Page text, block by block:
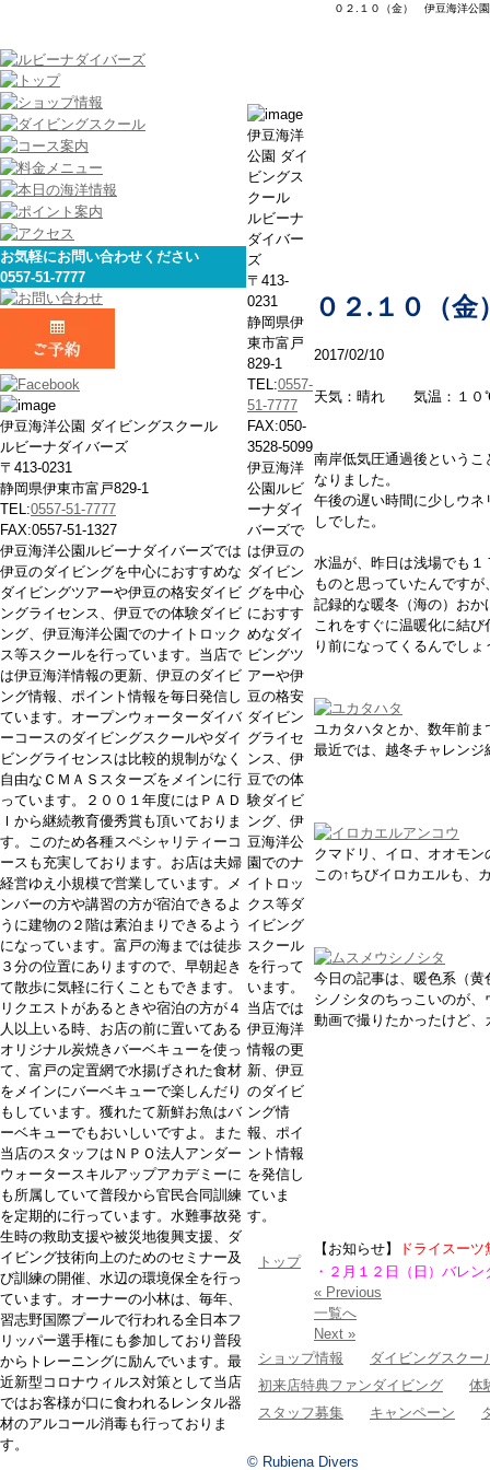
０２.１０（金） 伊豆海洋公園
お気軽にお問い合わせください
0557-51-7777
伊豆海洋公園 ダイビングスクール
ルビーナダイバーズ
〒413-0231
静岡県伊東市富戸829-1
TEL:0557-51-7777
FAX:0557-51-1327
伊豆海洋公園ルビーナダイバーズでは
伊豆のダイビングを中心におすすめな
ダイビングツアーや伊豆の格安ダイビ
ングライセンス、伊豆での体験ダイビ
ング、伊豆海洋公園でのナイトロック
ス等スクールを行っています。当店で
は伊豆海洋情報の更新、伊豆のダイビ
ング情報、ポイント情報を毎日発信し
ています。オープンウォーターダイバ
ーコースのダイビングスクールやダイ
ビングライセンスは比較的規制がなく
自由なＣＭＡＳスターズをメインに行
っています。２００１年度にはＰＡＤ
Ｉから継続教育優秀賞も頂いておりま
す。このため各種スペシャリティーコ
ースも充実しております。お店は夫婦
経営ゆえ小規模で営業しています。メ
ンバーの方や講習の方が宿泊できるよ
うに建物の２階は素泊まりできるよう
になっています。富戸の海までは徒歩
３分の位置にありますので、早朝起き
て散歩に気軽に行くこともできます。
リクエストがあるときや宿泊の方が４
人以上いる時、お店の前に置いてある
オリジナル炭焼きバーベキューを使っ
て、富戸の定置網で水揚げされた食材
をメインにバーベキューで楽しんだり
もしています。獲れたて新鮮お魚はバ
ーベキューでもおいしいですよ。また
当店のスタッフはＮＰＯ法人アンダー
ウォータースキルアップアカデミーに
も所属していて普段から官民合同訓練
を定期的に行っています。水難事故発
生時の救助支援や被災地復興支援、ダ
イビング技術向上のためのセミナー及
び訓練の開催、水辺の環境保全を行っ
ています。オーナーの小林は、毎年、
習志野国際プールで行われる全日本フ
リッパー選手権にも参加しており普段
からトレーニングに励んでいます。最
近新型コロナウィルス対策として当店
ではお客様が口に食われるレンタル器
材のアルコール消毒も行っておりま
す。
０２.１０（
2017/02/10
天気：晴れ 気温：１
南岸低気圧通過後という
なりました。
午後の遅い時間に少しウ
しでした。
水温が、昨日は浅場でも
ものと思っていたんです
記録的な暖冬（海の）お
これをすぐに温暖化に結
り前になってくるんでしょ
ユカタハタとか、数年前
最近では、越冬チャレン
クマドリ、イロ、オオモ
この↑ちびイロカエルも、
今日の記事は、暖色系（
シノシタのちっこいのが
動画で撮りたかったけど
【お知らせ】
ドライスー
・２月１２日（日）バレ
« Previous
一覧へ
Next »
伊豆海洋
公園 ダイ
ビングス
クール
ルビーナ
ダイバー
ズ
〒413-
0231
静岡県伊
東市富戸
829-1
TEL:0557-
51-7777
FAX:050-
3528-5099
伊豆海洋
公園ルビ
ーナダイ
バーズで
は伊豆の
ダイビン
グを中心
におすす
めなダイ
ビングツ
アーや伊
豆の格安
ダイビン
グライセ
ンス、伊
豆での体
験ダイビ
ング、伊
豆海洋公
園でのナ
イトロッ
クス等ダ
イビング
スクール
を行って
います。
当店では
伊豆海洋
情報の更
新、伊豆
のダイビ
ング情
報、ポイ
ント情報
を発信し
ていま
す。
トップ
ショップ情報
ダイビングスクー
初来店特典ファンダイビング
体
スタッフ募集
キャンペーン
© Rubiena Divers